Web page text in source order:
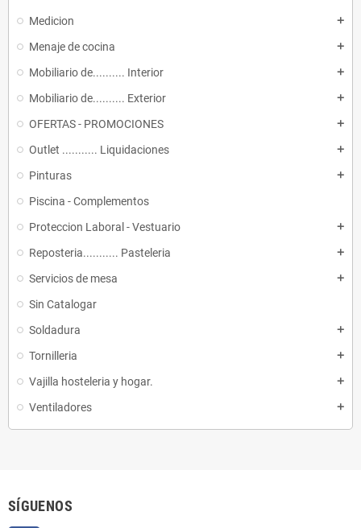
Medicion add
Menaje de cocina add
Mobiliario de.......... Interior add
Mobiliario de.......... Exterior add
OFERTAS - PROMOCIONES add
Outlet ........... Liquidaciones add
Pinturas add
Piscina - Complementos
Proteccion Laboral - Vestuario
add
Reposteria........... Pasteleria add
Servicios de mesa add
Sin Catalogar
Soldadura
add
Tornilleria add
Vajilla hosteleria y hogar. add
Ventiladores add
SÍGUENOS